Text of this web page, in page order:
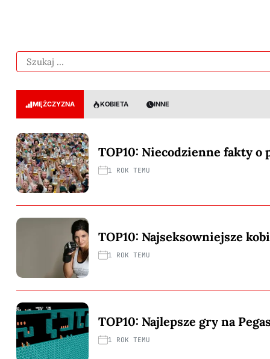
MĘŻCZYZNA KOBIETA INNE
TOP10: Niecodzienne fakty o
1 ROK TEMU
TOP10: Najseksowniejsze
1 ROK TEMU
TOP10: Najlepsze gry na
1 ROK TEMU